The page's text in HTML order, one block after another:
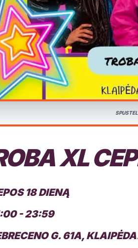
XL
18 DIENĄ
- 23:59
G. 61A,